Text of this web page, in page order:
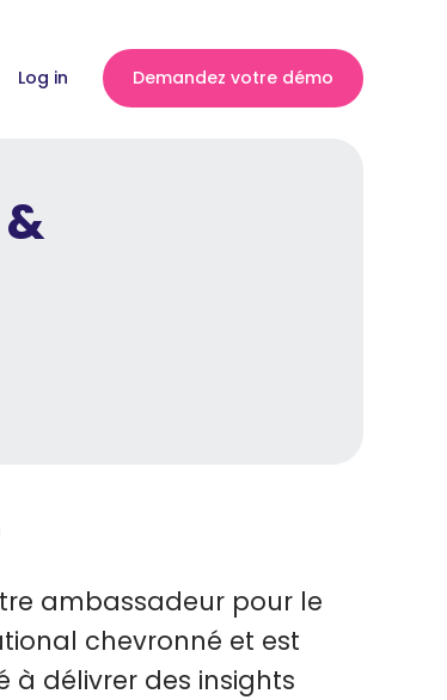
Log in Demandez votre démo
ambassadeur pour le
chevronné et est
délivrer des insights